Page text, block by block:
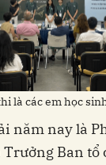
là các em học
năm nay là
Trưởng Ban tổ